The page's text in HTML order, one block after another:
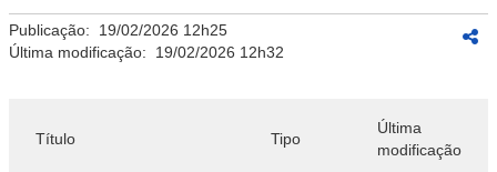
Publicação: 19/02/2026 12h25
Última modificação: 19/02/2026 12h32
Título Tipo
Última
modificação